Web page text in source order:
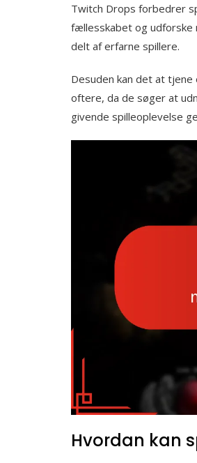
Twitch Drops forbedrer
fællesskabet og udforske
delt af erfarne spillere.
Desuden kan det at
oftere, da de søger at
givende spilleoplevelse
Hvordan kan